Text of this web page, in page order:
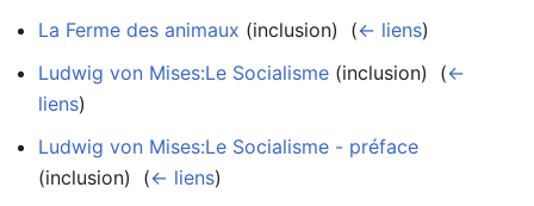
La Ferme des animaux (inclusion) ‎ (← liens)
Ludwig von Mises:Le Socialisme (inclusion) ‎ (←
liens)
Ludwig von Mises:Le Socialisme - préface
(inclusion) ‎ (← liens)